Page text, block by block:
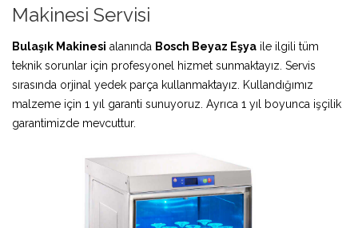
Makinesi Servisi
Bulaşık Makinesi alanında Bosch Beyaz Eşya ile ilgili tüm
teknik sorunlar için profesyonel hizmet sunmaktayız. Servis
sırasında orjinal yedek parça kullanmaktayız. Kullandığımız
malzeme için 1 yıl garanti sunuyoruz. Ayrıca 1 yıl boyunca işçilik
garantimizde mevcuttur.